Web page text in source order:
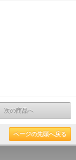
次の商品へ
ページの先頭へ戻る